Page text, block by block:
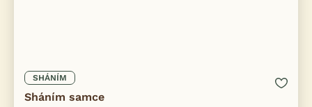
SHÁNÍM
Sháním samce